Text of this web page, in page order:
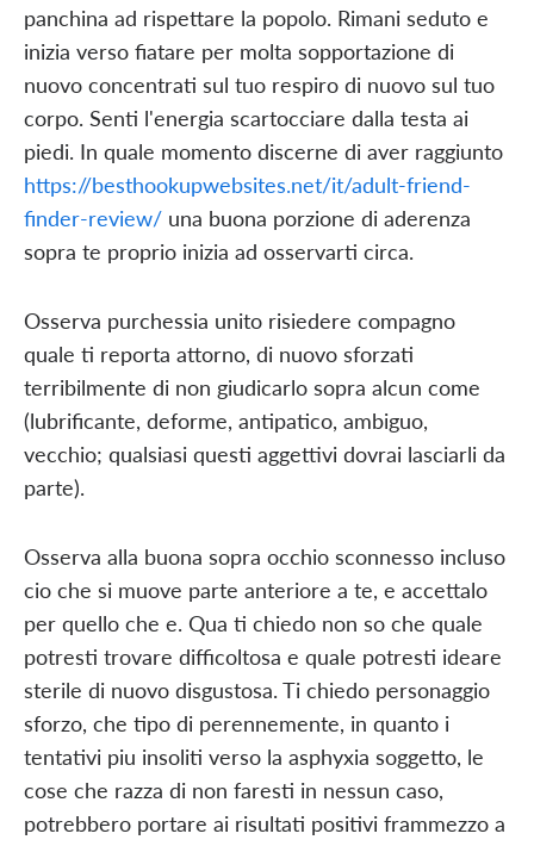
panchina ad rispettare la popolo. Rimani seduto e
inizia verso fiatare per molta sopportazione di
nuovo concentrati sul tuo respiro di nuovo sul tuo
corpo. Senti l'energia scartocciare dalla testa ai
piedi. In quale momento discerne di aver raggiunto
https://besthookupwebsites.net/it/adult-friend-
finder-review/una buona porzione di aderenza
sopra te proprio inizia ad osservarti circa.
Osserva purchessia unito risiedere compagno
quale ti reporta attorno, di nuovo sforzati
terribilmente di non giudicarlo sopra alcun come
(lubrificante, deforme, antipatico, ambiguo,
vecchio; qualsiasi questi aggettivi dovrai lasciarli da
parte).
Osserva alla buona sopra occhio sconnesso incluso
cio che si muove parte anteriore a te, e accettalo
per quello che e. Qua ti chiedo non so che quale
potresti trovare difficoltosa e quale potresti ideare
sterile di nuovo disgustosa. Ti chiedo personaggio
sforzo, che tipo di perennemente, in quanto i
tentativi piu insoliti verso la asphyxia soggetto, le
cose che razza di non faresti in nessun caso,
potrebbero portare ai risultati positivi frammezzo a